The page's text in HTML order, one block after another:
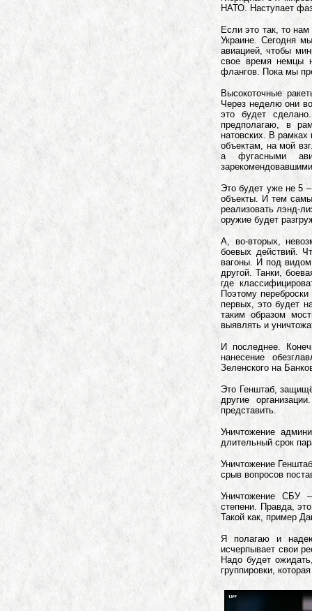
НАТО. Наступает
Если это так, то
Украине. Сегодня
авиацией, чтобы
свое время немцы
флангов. Пока мы
Высокоточные
Через неделю они
это будет
предполагаю, в
натовских. В
объектам, на мой
а фугасными
Это будет уже не 5
объекты. И тем
реализовать лэнд-
оружие будет
А, во-вторых,
боевых действий.
вагоны. И под
другой. Танки,
где
Поэтому
первых, это будет
таким образом
выявлять и
И последнее.
нанесение
Зеленского на
Это Генштаб,
другие
представить.
Уничтожение
длительный срок
Уничтожение
срыв вопросов
Уничтожение СБУ –
степени. Правда,
Такой как, пример
Я полагаю и
исчерпывает свои
Надо будет
группировки,